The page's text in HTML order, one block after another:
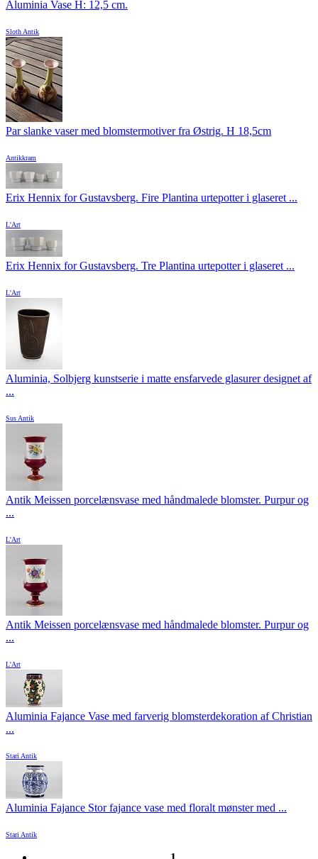
Aluminia Vase H: 12,5 cm.
Sloth Antik
Par slanke vaser med blomstermotiver fra Østrig. H 18,5cm
Antikkram
Erix Hennix for Gustavsberg. Fire Plantina urtepotter i glaseret ...
L'Art
Erix Hennix for Gustavsberg. Tre Plantina urtepotter i glaseret ...
L'Art
Aluminia, Solbjerg kunstserie i matte ensfarvede glasurer designet af
...
Sus Antik
Antik Meissen porcelænsvase med håndmalede blomster. Purpur og
...
L'Art
Antik Meissen porcelænsvase med håndmalede blomster. Purpur og
...
L'Art
Aluminia Fajance Vase med farverig blomsterdekoration af Christian
...
Stari Antik
Aluminia Fajance Stor fajance vase med floralt mønster med ...
Stari Antik